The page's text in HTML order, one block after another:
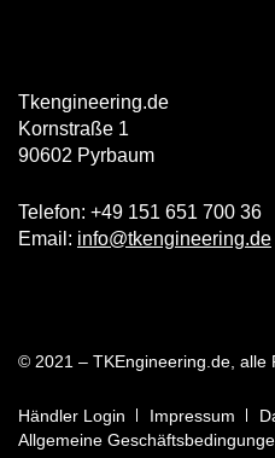
Tkengineering.de
Kornstraße 1
90602 Pyrbaum
Telefon: +49 151 651 700 36
Email: info@tkengineering.de
© 2021 – TKEngineering.de, alle
Händler Login Impressum
Allgemeine